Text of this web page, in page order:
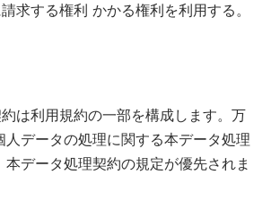
求する権利 かかる権利を利用する。
は利用規約の一部を構成します。万
人データの処理に関する本データ処理
データ処理契約の規定が優先されま